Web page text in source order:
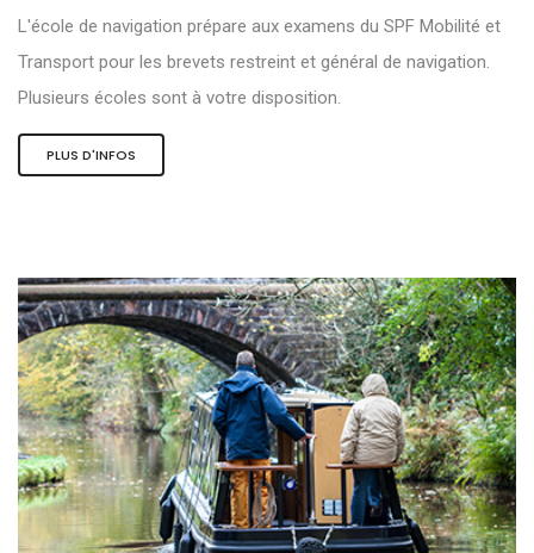
L'école de navigation prépare aux examens du SPF Mobilité et
Transport pour les brevets restreint et général de navigation.
Plusieurs écoles sont à votre disposition.
PLUS D'INFOS